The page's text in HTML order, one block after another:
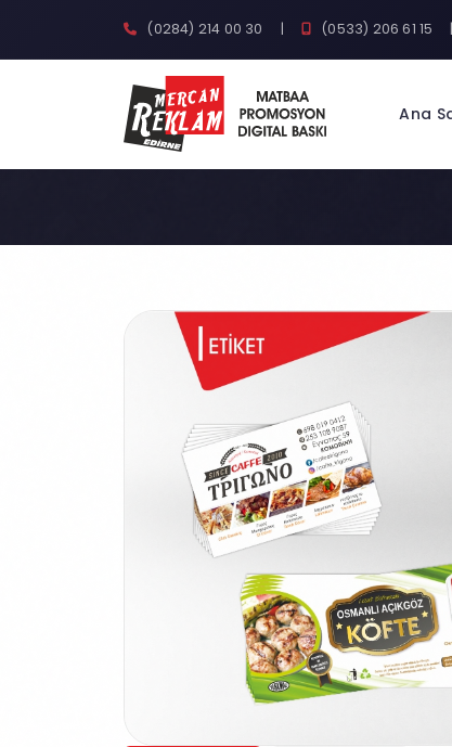
(0284) 214 00 30 | (0533) 206 61 15 |
Ana